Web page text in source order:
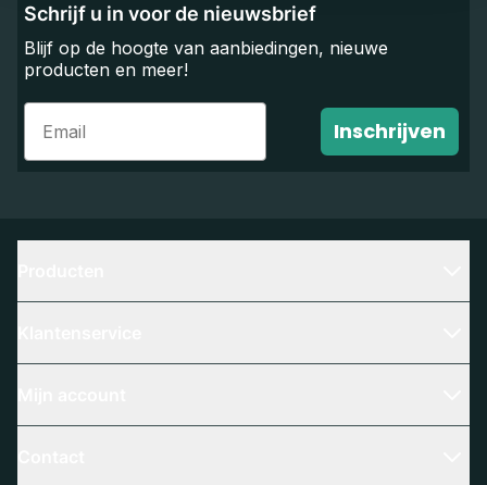
Schrijf u in voor de nieuwsbrief
Blijf op de hoogte van aanbiedingen, nieuwe
producten en meer!
Email
Inschrijven